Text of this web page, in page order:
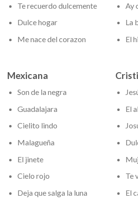
Te recuerdo dulcemente
Dulce hogar
Me nace del corazon
Ay
La
El
Mexicana
Son de la negra
Guadalajara
Cielito lindo
Malagueña
El jinete
Cielo rojo
Deja que salga la luna
El
Te
El